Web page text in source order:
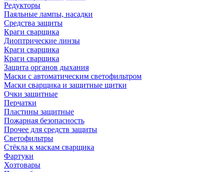
Редукторы
Паяльные лампы, насадки
Средства защиты
Краги сварщика
Диоптрические линзы
Краги сварщика
Краги сварщика
Защита органов дыхания
Маски с автоматическим светофильтром
Маски сварщика и защитные щитки
Очки защитные
Перчатки
Пластины защитные
Пожарная безопасность
Прочее для средств защиты
Светофильтры
Стёкла к маскам сварщика
Фартуки
Хозтовары